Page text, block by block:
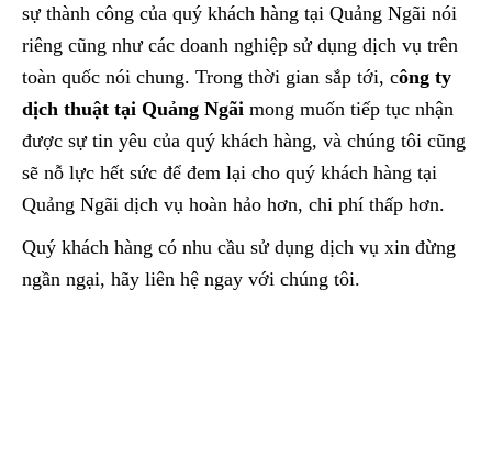
sự thành công của quý khách hàng tại Quảng Ngãi nói
riêng cũng như các doanh nghiệp sử dụng dịch vụ trên
toàn quốc nói chung. Trong thời gian sắp tới, công ty
dịch thuật tại Quảng Ngãi mong muốn tiếp tục nhận
được sự tin yêu của quý khách hàng, và chúng tôi cũng
sẽ nỗ lực hết sức để đem lại cho quý khách hàng tại
Quảng Ngãi dịch vụ hoàn hảo hơn, chi phí thấp hơn.
Quý khách hàng có nhu cầu sử dụng dịch vụ xin đừng
ngần ngại, hãy liên hệ ngay với chúng tôi.